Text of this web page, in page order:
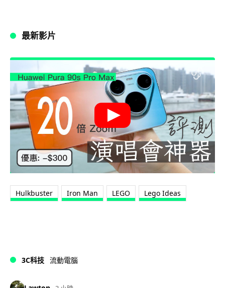
最新影片
Hulkbuster Iron Man LEGO Lego Ideas
3C科技 流動電腦